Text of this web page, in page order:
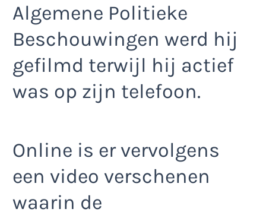
Algemene Politieke
Beschouwingen werd hij
gefilmd terwijl hij actief
was op zijn telefoon.
Online is er vervolgens
een video verschenen
waarin de